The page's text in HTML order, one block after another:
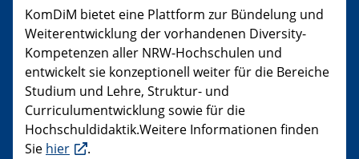
KomDiM bietet eine Plattform zur Bündelung und
Weiterentwicklung der vorhandenen Diversity-
Kompetenzen aller NRW-Hochschulen und
entwickelt sie konzeptionell weiter für die Bereiche
Studium und Lehre, Struktur- und
Curriculumentwicklung sowie für die
Hochschuldidaktik.Weitere Informationen finden
Sie hier .